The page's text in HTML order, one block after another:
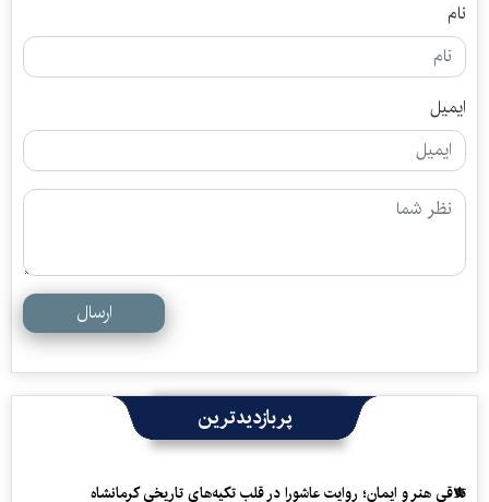
نام
ایمیل
ارسال
پربازدیدترین
تلاقی هنر و ایمان؛ روایت عاشورا در قلب تکیه‌های تاریخی کرمانشاه